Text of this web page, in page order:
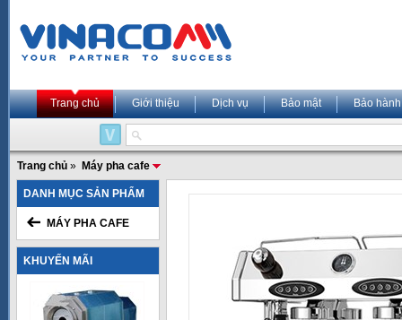
Trang chủ Giới thiệu Dịch vụ Bảo mật Bảo hành
Trang chủ » Máy pha cafe
DANH MỤC SẢN PHẨM
MÁY PHA CAFE
KHUYẾN MÃI